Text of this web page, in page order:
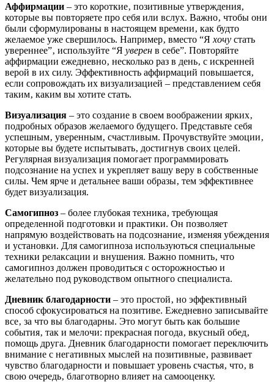
Аффирмации – это короткие‚ позитивные утверждения‚
которые вы повторяете про себя или вслух. Важно‚ чтобы они
были сформулированы в настоящем времени‚ как будто
желаемое уже свершилось. Например‚ вместо “Я хочу стать
увереннее”‚ используйте “Я уверен в себе”. Повторяйте
аффирмации ежедневно‚ несколько раз в день‚ с искренней
верой в их силу. Эффективность аффирмаций повышается‚
если сопровождать их визуализацией – представлением себя
таким‚ каким вы хотите стать.
Визуализация – это создание в своем воображении ярких‚
подробных образов желаемого будущего. Представьте себя
успешным‚ уверенным‚ счастливым. Прочувствуйте эмоции‚
которые вы будете испытывать‚ достигнув своих целей.
Регулярная визуализация помогает программировать
подсознание на успех и укрепляет вашу веру в собственные
силы. Чем ярче и детальнее ваши образы‚ тем эффективнее
будет визуализация.
Самогипноз – более глубокая техника‚ требующая
определенной подготовки и практики. Он позволяет
напрямую воздействовать на подсознание‚ изменяя убеждения
и установки. Для самогипноза используються специальные
техники релаксации и внушения. Важно помнить‚ что
самогипноз должен проводиться с осторожностью и
желательно под руководством опытного специалиста.
Дневник благодарности – это простой‚ но эффективный
способ сфокусироваться на позитиве. Ежедневно записывайте
все‚ за что вы благодарны. Это могут быть как большие
события‚ так и мелочи: прекрасная погода‚ вкусный обед‚
помощь друга. Дневник благодарности помогает переключить
внимание с негативных мыслей на позитивные‚ развивает
чувство благодарности и повышает уровень счастья‚ что‚ в
свою очередь‚ благотворно влияет на самооценку.